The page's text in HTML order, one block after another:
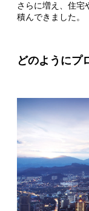
さらに増え、住宅
積んできました。
どのようにプ